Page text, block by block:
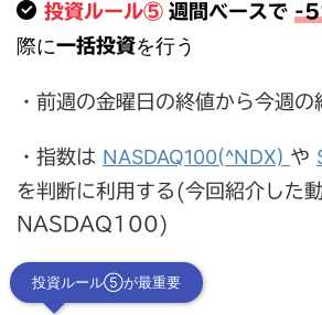
投資ルール⑤ 週間ベースで -
際に一括投資を行う
・前週の金曜日の終値から今週の
・指数は NASDAQ100(^NDX) や
を判断に利用する(今回紹介した
NASDAQ100)
投資ルール⑤が最重要